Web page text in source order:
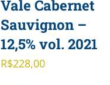
Vale Cabernet
Sauvignon –
12,5% vol. 2021
R$228,00